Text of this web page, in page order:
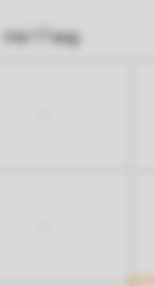
ma 17 aug